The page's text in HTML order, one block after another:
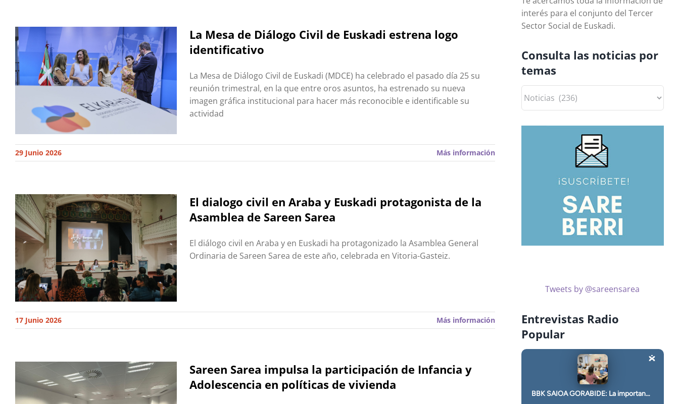
La Mesa de Diálogo Civil de Euskadi estrena logo
identificativo
La Mesa de Diálogo Civil de Euskadi (MDCE) ha celebrado el pasado día 25 su
reunión trimestral, en la que entre oros asuntos, ha estrenado su nueva
imagen gráfica institucional para hacer más reconocible e identificable su
actividad
29 Junio 2026 Más información
El dialogo civil en Araba y Euskadi protagonista de la
Asamblea de Sareen Sarea
El diálogo civil en Araba y en Euskadi ha protagonizado la Asamblea General
Ordinaria de Sareen Sarea de este año, celebrada en Vitoria-Gasteiz.
17 Junio 2026 Más información
Sareen Sarea impulsa la participación de Infancia y
Adolescencia en políticas de vivienda
interés para el conjunto del Tercer
Sector Social de Euskadi.
Consulta las noticias por
temas
las
por
Tweets by @sareensarea
Entrevistas Radio
Popular